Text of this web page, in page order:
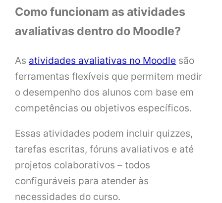
Como funcionam as atividades
avaliativas dentro do Moodle?
As atividades avaliativas no Moodle são
ferramentas flexíveis que permitem medir
o desempenho dos alunos com base em
competências ou objetivos específicos.
Essas atividades podem incluir quizzes,
tarefas escritas, fóruns avaliativos e até
projetos colaborativos – todos
configuráveis para atender às
necessidades do curso.